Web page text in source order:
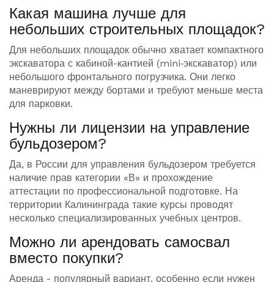
Какая машина лучше для
небольших строительных площадок?
Для небольших площадок обычно хватает компактного
экскаватора с кабиной-кантией (mini‑экскаватор) или
небольшого фронтального погрузчика. Они легко
маневрируют между бортами и требуют меньше места
для парковки.
Нужны ли лицензии на управление
бульдозером?
Да, в России для управления бульдозером требуется
наличие прав категории «В» и прохождение
аттестации по профессиональной подготовке. На
территории Калининграда такие курсы проводят
несколько специализированных учебных центров.
Можно ли арендовать самосвал
вместо покупки?
Аренда - популярный вариант, особенно если нужен